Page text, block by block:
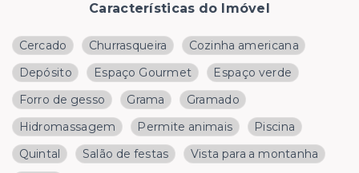
Características do Imóvel
Cercado Churrasqueira
Cozinha americana
Depósito
Espaço Gourmet
Espaço verde
Forro de gesso
Grama
Gramado
Hidromassagem
Permite animais
Piscina
Quintal
Salão de festas
Vista para a montanha